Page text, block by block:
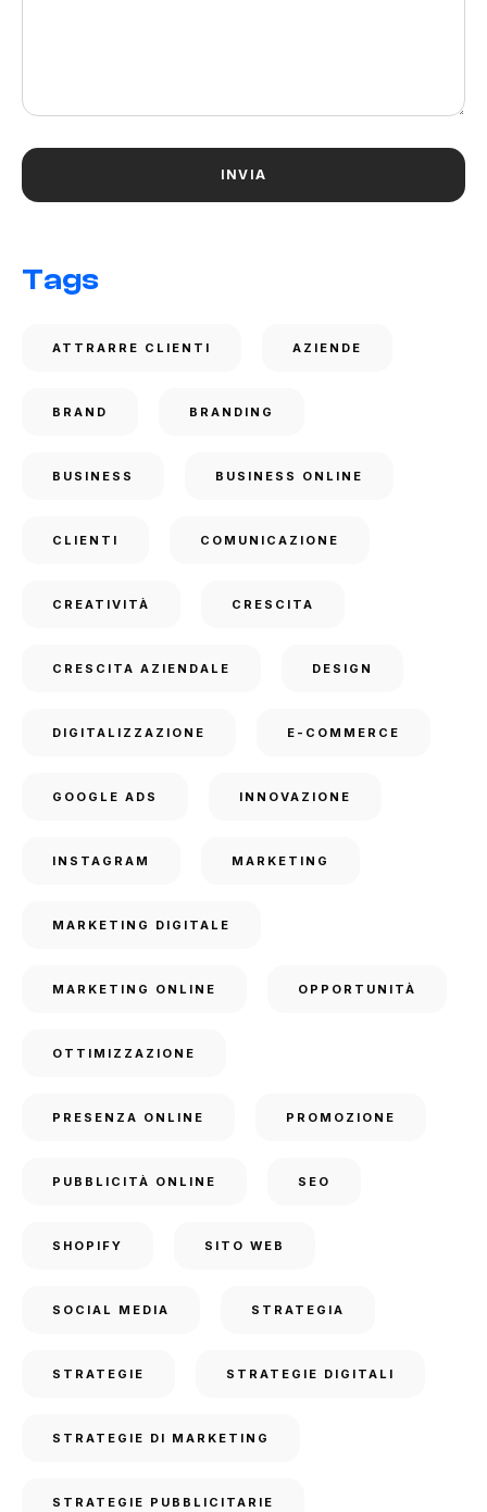
Tags
ATTRARRE CLIENTI AZIENDE
BRAND BRANDING
BUSINESS BUSINESS ONLINE
CLIENTI COMUNICAZIONE
CREATIVITÀ CRESCITA
CRESCITA AZIENDALE DESIGN
DIGITALIZZAZIONE E-COMMERCE
GOOGLE ADS INNOVAZIONE
INSTAGRAM MARKETING
MARKETING DIGITALE
MARKETING ONLINE OPPORTUNITÀ
OTTIMIZZAZIONE
PRESENZA ONLINE PROMOZIONE
PUBBLICITÀ ONLINE SEO
SHOPIFY SITO WEB
SOCIAL MEDIA STRATEGIA
STRATEGIE STRATEGIE DIGITALI
STRATEGIE DI MARKETING
STRATEGIE PUBBLICITARIE